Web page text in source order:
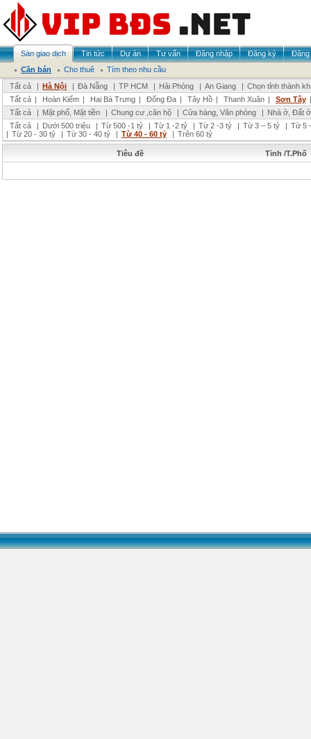
Sàn giao dịch Tin tức Dự án Tư vấn Đăng nhập Đăng ký
Đăng
Cần bán
Cho thuê
Tìm theo nhu cầu
Tất cả
| Hà Nội | Đà Nẵng | TP HCM | Hải Phòng | An Giang | Chọn tỉnh thành
Tất cả | Hoàn Kiếm | Hai Bà Trưng | Đống Đa | Tây Hồ | Thanh Xuân | Sơn Tây
Tất cả
| Mặt phố, Mặt tiền | Chung cư ,căn hộ | Cửa hàng, Văn phòng | Nhà ở, Đất ở
Tất cả
| Dưới 500 triệu | Từ 500 -1 tỷ | Từ 1 -2 tỷ | Từ 2 -3 tỷ | Từ 3 – 5 tỷ | Từ 5
| Từ 20 - 30 tỷ | Từ 30 - 40 tỷ | Từ 40 - 60 tỷ | Trên 60 tỷ
Tiêu đề Tỉnh /T.Phố